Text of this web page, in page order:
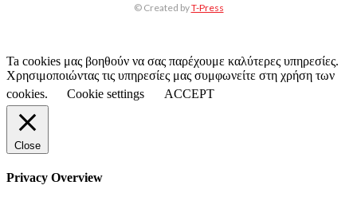
© Created byT-Press
Ta cookies μας βοηθούν να σας παρέχουμε καλύτερες υπηρεσίες.
Χρησιμοποιώντας τις υπηρεσίες μας συμφωνείτε στη χρήση των
cookies.
Cookie settings ACCEPT
Close
Privacy Overview